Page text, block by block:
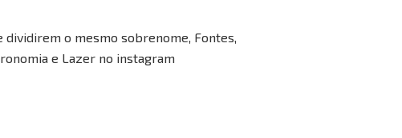
o mesmo sobrenome, Fontes,
e Lazer no instagram